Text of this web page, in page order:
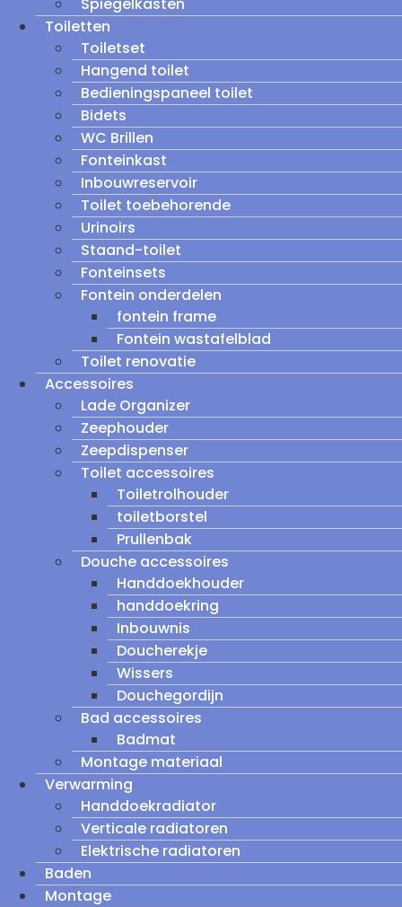
Toiletten
Toiletset
Hangend toilet
Bedieningspaneel toilet
Bidets
WC Brillen
Fonteinkast
Inbouwreservoir
Toilet toebehorende
Urinoirs
Staand-toilet
Fonteinsets
Fontein onderdelen
fontein frame
Fontein wastafelblad
Toilet renovatie
Accessoires
Lade Organizer
Zeephouder
Zeepdispenser
Toilet accessoires
Toiletrolhouder
toiletborstel
Prullenbak
Douche accessoires
Handdoekhouder
handdoekring
Inbouwnis
Doucherekje
Wissers
Douchegordijn
Bad accessoires
Badmat
Montage materiaal
Verwarming
Handdoekradiator
Verticale radiatoren
Elektrische radiatoren
Baden
Montage